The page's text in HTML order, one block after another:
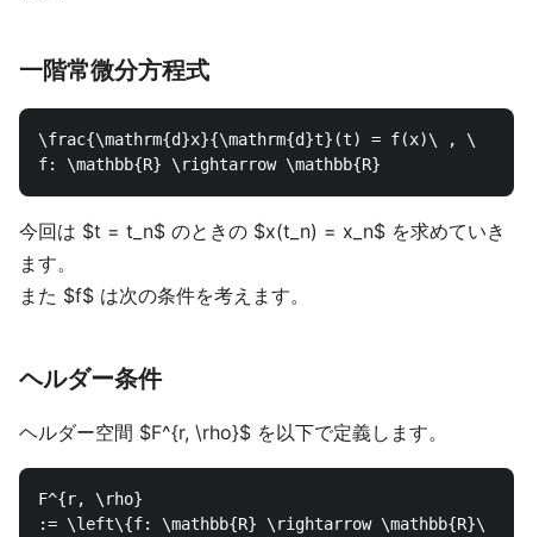
一階常微分方程式
\frac{\mathrm{d}x}{\mathrm{d}t}(t) = f(x)\ , \
今回は $t = t_n$ のときの $x(t_n) = x_n$ を求めていき
ます。
また $f$ は次の条件を考えます。
ヘルダー条件
ヘルダー空間 $F^{r, \rho}$ を以下で定義します。
F^{r, \rho}
:= \left\{f: \mathbb{R} \rightarrow \mathbb{R}\